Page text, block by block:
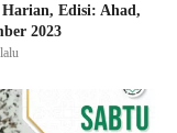
Edisi: Ahad,
2023